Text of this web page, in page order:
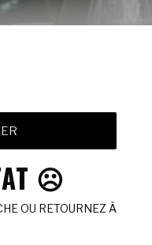
☹️
OU RETOURNEZ À